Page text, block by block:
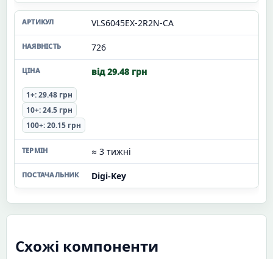
VLS6045EX-2R2N-CA
726
від 29.48 грн
1+: 29.48 грн
10+: 24.5 грн
100+: 20.15 грн
≈ 3 тижні
Digi-Key
Схожі компоненти